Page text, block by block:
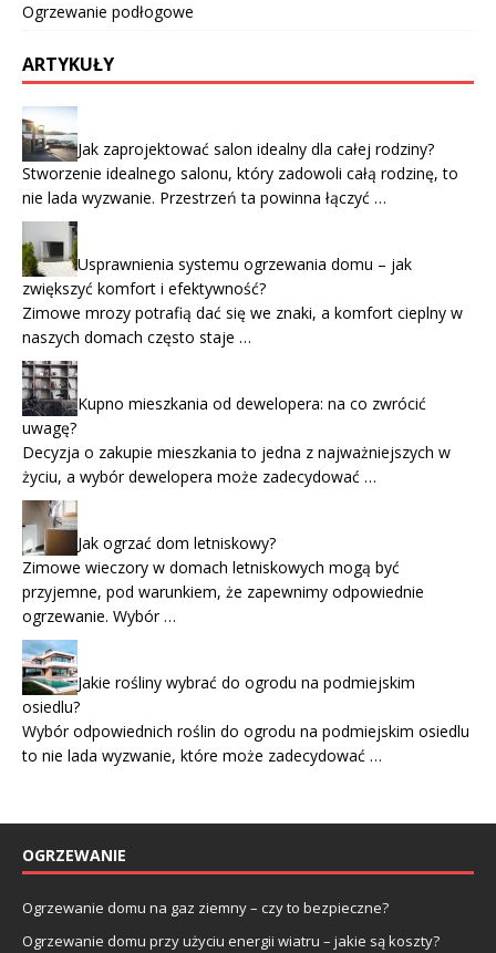
Ogrzewanie podłogowe
ARTYKUŁY
Jak zaprojektować salon idealny dla całej rodziny?
Stworzenie idealnego salonu, który zadowoli całą rodzinę, to
nie lada wyzwanie. Przestrzeń ta powinna łączyć …
Usprawnienia systemu ogrzewania domu – jak
zwiększyć komfort i efektywność?
Zimowe mrozy potrafią dać się we znaki, a komfort cieplny w
naszych domach często staje …
Kupno mieszkania od dewelopera: na co zwrócić
uwagę?
Decyzja o zakupie mieszkania to jedna z najważniejszych w
życiu, a wybór dewelopera może zadecydować …
Jak ogrzać dom letniskowy?
Zimowe wieczory w domach letniskowych mogą być
przyjemne, pod warunkiem, że zapewnimy odpowiednie
ogrzewanie. Wybór …
Jakie rośliny wybrać do ogrodu na podmiejskim
osiedlu?
Wybór odpowiednich roślin do ogrodu na podmiejskim osiedlu
to nie lada wyzwanie, które może zadecydować …
OGRZEWANIE
Ogrzewanie domu na gaz ziemny – czy to bezpieczne?
Ogrzewanie domu przy użyciu energii wiatru – jakie są koszty?